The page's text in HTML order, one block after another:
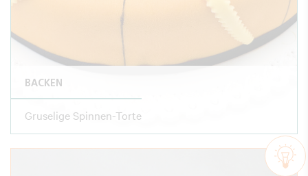
BACKEN
Gruselige Spinnen-Torte